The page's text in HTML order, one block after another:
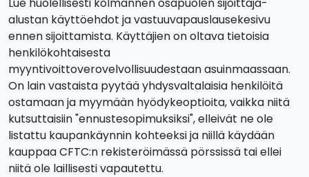
alustan käyttöehdot ja vastuuvapauslausekesivu
ennen sijoittamista. Käyttäjien on oltava tietoisia
henkilökohtaisesta
myyntivoittoverovelvollisuudestaan asuinmaassaan.
On lain vastaista pyytää yhdysvaltalaisia henkilöitä
ostamaan ja myymään hyödykeoptioita, vaikka niitä
kutsuttaisiin "ennustesopimuksiksi", elleivät ne ole
listattu kaupankäynnin kohteeksi ja niillä käydään
kauppaa CFTC:n rekisteröimässä pörssissä tai ellei
niitä ole laillisesti vapautettu.